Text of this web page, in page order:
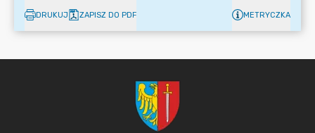
DRUKUJ ZAPISZ DO PDF METRYCZKA